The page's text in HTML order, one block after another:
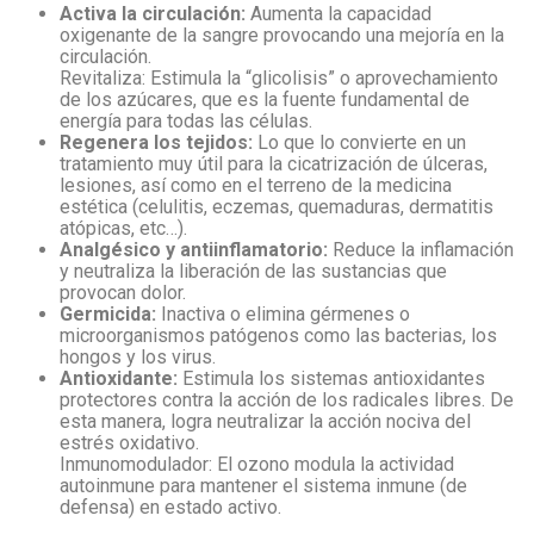
Activa la circulación: Aumenta la capacidad
oxigenante de la sangre provocando una mejoría en la
circulación.
Revitaliza: Estimula la “glicolisis” o aprovechamiento
de los azúcares, que es la fuente fundamental de
energía para todas las células.
Regenera los tejidos: Lo que lo convierte en un
tratamiento muy útil para la cicatrización de úlceras,
lesiones, así como en el terreno de la medicina
estética (celulitis, eczemas, quemaduras, dermatitis
atópicas, etc…).
Analgésico y antiinflamatorio: Reduce la inflamación
y neutraliza la liberación de las sustancias que
provocan dolor.
Germicida: Inactiva o elimina gérmenes o
microorganismos patógenos como las bacterias, los
hongos y los virus.
Antioxidante: Estimula los sistemas antioxidantes
protectores contra la acción de los radicales libres. De
esta manera, logra neutralizar la acción nociva del
estrés oxidativo.
Inmunomodulador: El ozono modula la actividad
autoinmune para mantener el sistema inmune (de
defensa) en estado activo.